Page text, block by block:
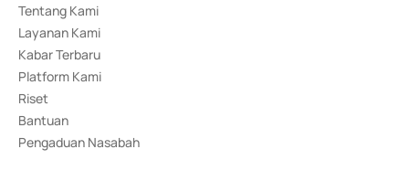
Tentang Kami
Layanan Kami
Kabar Terbaru
Platform Kami
Riset
Bantuan
Pengaduan Nasabah